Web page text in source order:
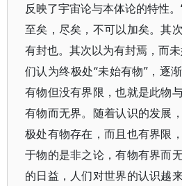
反映了宇宙论与本体论的特性。
至矣，尽矣，不可以加矣。其
有封也。其次以为有封焉，而
们认为终极处“未始有物”，逐
有物但没有界限，也就是此物
有物而无界。随着认识的发展
极处有物存在，而且也有界限
于物的是非之论，有物有界而
的日益，人们对世界的认识越